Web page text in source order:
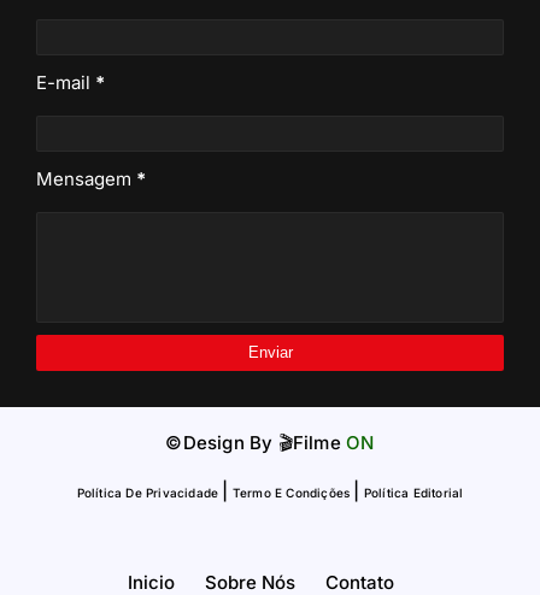
E-mail *
Mensagem *
©Design By 🎬Filme ON
Política De Privacidade Termo E Condições Política Editorial
Inicio Sobre Nós Contato